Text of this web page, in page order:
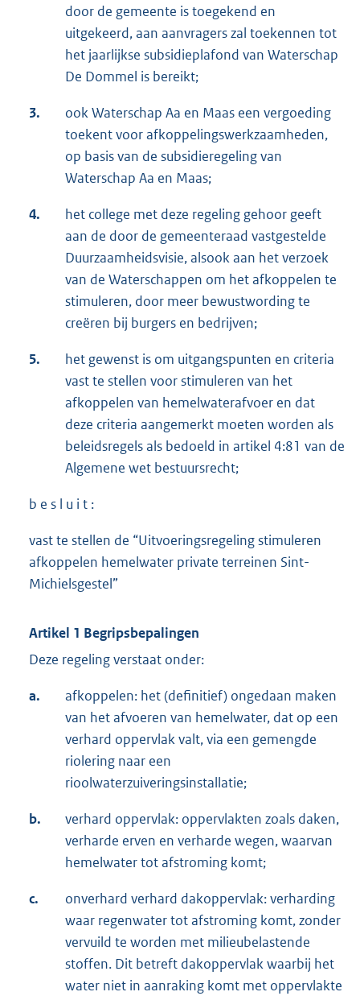
door de gemeente is toegekend en
uitgekeerd, aan aanvragers zal toekennen tot
het jaarlijkse subsidieplafond van Waterschap
De Dommel is bereikt;
3.
ook Waterschap Aa en Maas een vergoeding
toekent voor afkoppelingswerkzaamheden,
op basis van de subsidieregeling van
Waterschap Aa en Maas;
4.
het college met deze regeling gehoor geeft
aan de door de gemeenteraad vastgestelde
Duurzaamheidsvisie, alsook aan het verzoek
van de Waterschappen om het afkoppelen te
stimuleren, door meer bewustwording te
creëren bij burgers en bedrijven;
5.
het gewenst is om uitgangspunten en criteria
vast te stellen voor stimuleren van het
afkoppelen van hemelwaterafvoer en dat
deze criteria aangemerkt moeten worden als
beleidsregels als bedoeld in artikel 4:81 van de
Algemene wet bestuursrecht;
b e s l u i t :
vast te stellen de “Uitvoeringsregeling stimuleren
afkoppelen hemelwater private terreinen Sint-
Michielsgestel”
Artikel 1 Begripsbepalingen
Deze regeling verstaat onder:
a.
afkoppelen: het (definitief) ongedaan maken
van het afvoeren van hemelwater, dat op een
verhard oppervlak valt, via een gemengde
riolering naar een
rioolwaterzuiveringsinstallatie;
b.
verhard oppervlak: oppervlakten zoals daken,
verharde erven en verharde wegen, waarvan
hemelwater tot afstroming komt;
c.
onverhard verhard dakoppervlak: verharding
waar regenwater tot afstroming komt, zonder
vervuild te worden met milieubelastende
stoffen. Dit betreft dakoppervlak waarbij het
water niet in aanraking komt met oppervlakte